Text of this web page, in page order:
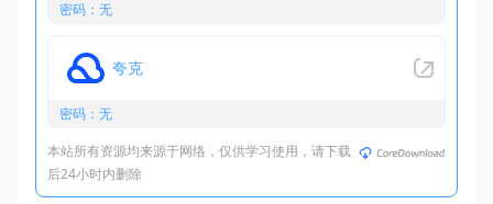
密码：无
夸克
密码：无
本站所有资源均来源于网络，仅供学习使用，请下载
后24小时内删除